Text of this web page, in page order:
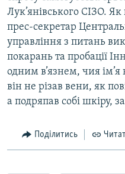
Лук’янівського СІЗО.
прес-секретар
управління з питань
покарань та пробації
одним в’язнем, чия
він не різав вени, як
а подряпав собі шкіру,
Поділитись